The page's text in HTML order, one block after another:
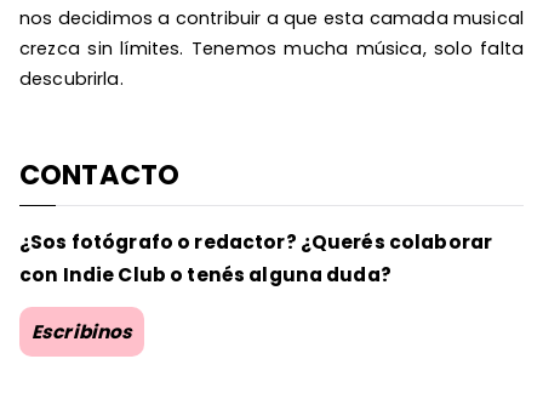
nos decidimos a contribuir a que esta camada musical
crezca sin límites. Tenemos mucha música, solo falta
descubrirla.
CONTACTO
¿Sos fotógrafo o redactor? ¿Querés colaborar
con Indie Club o tenés alguna duda?
Escribinos